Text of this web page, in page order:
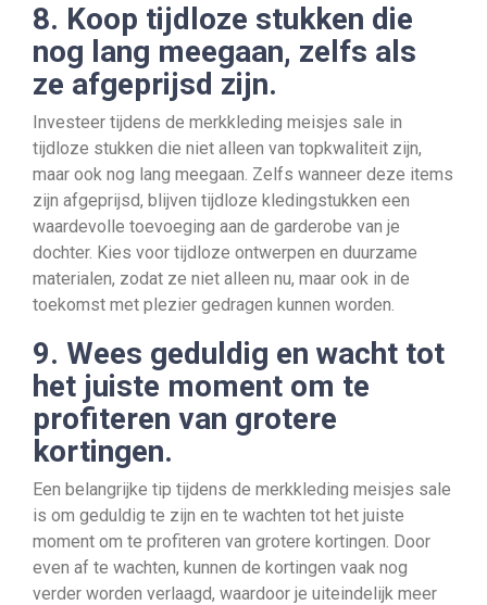
8. Koop tijdloze stukken die
nog lang meegaan, zelfs als
ze afgeprijsd zijn.
Investeer tijdens de merkkleding meisjes sale in
tijdloze stukken die niet alleen van topkwaliteit zijn,
maar ook nog lang meegaan. Zelfs wanneer deze items
zijn afgeprijsd, blijven tijdloze kledingstukken een
waardevolle toevoeging aan de garderobe van je
dochter. Kies voor tijdloze ontwerpen en duurzame
materialen, zodat ze niet alleen nu, maar ook in de
toekomst met plezier gedragen kunnen worden.
9. Wees geduldig en wacht tot
het juiste moment om te
profiteren van grotere
kortingen.
Een belangrijke tip tijdens de merkkleding meisjes sale
is om geduldig te zijn en te wachten tot het juiste
moment om te profiteren van grotere kortingen. Door
even af te wachten, kunnen de kortingen vaak nog
verder worden verlaagd, waardoor je uiteindelijk meer